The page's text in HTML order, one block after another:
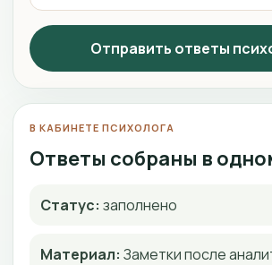
Отправить ответы
В КАБИНЕТЕ ПСИХОЛОГА
Ответы собраны в
Статус: заполнено
Материал: Заметки после